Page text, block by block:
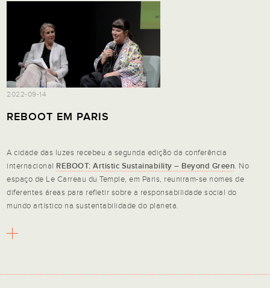
2022-09-14
REBOOT EM PARIS
A cidade das luzes recebeu a segunda edição da conferência
internacional REBOOT: Artistic Sustainability – Beyond Green. No
espaço de Le Carreau du Temple, em Paris, reuniram-se nomes de
diferentes áreas para refletir sobre a responsabilidade social do
mundo artístico na sustentabilidade do planeta.